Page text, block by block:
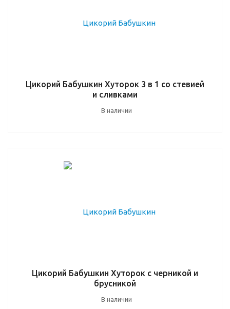
Цикорий Бабушкин Хуторок 3 в 1 со стевией
и сливками
В наличии
Цикорий Бабушкин Хуторок с черникой и
брусникой
В наличии